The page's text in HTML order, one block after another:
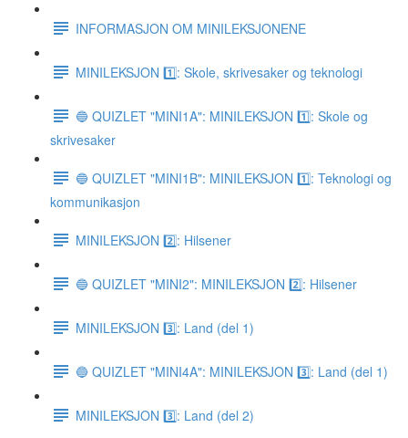
INFORMASJON OM MINILEKSJONENE
MINILEKSJON 1️⃣: Skole, skrivesaker og teknologi
🔵 QUIZLET "MINI1A": MINILEKSJON 1️⃣: Skole og
skrivesaker
🔵 QUIZLET "MINI1B": MINILEKSJON 1️⃣: Teknologi og
kommunikasjon
MINILEKSJON 2️⃣: Hilsener
🔵 QUIZLET "MINI2": MINILEKSJON 2️⃣: Hilsener
MINILEKSJON 3️⃣: Land (del 1)
🔵 QUIZLET "MINI4A": MINILEKSJON 3️⃣: Land (del 1)
MINILEKSJON 3️⃣: Land (del 2)